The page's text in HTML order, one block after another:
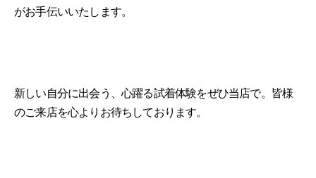
がお手伝いいたします。
新しい自分に出会う、心躍る試着体験をぜひ当店で。皆様
のご来店を心よりお待ちしております。